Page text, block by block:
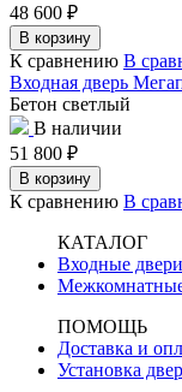
48 600 ₽
В корзину
К сравнению В
Входная дверь
Бетон светлый
В наличии
51 800 ₽
В корзину
К сравнению В
КАТАЛОГ
Входные двери
ПОМОЩЬ
Доставка и
Установка